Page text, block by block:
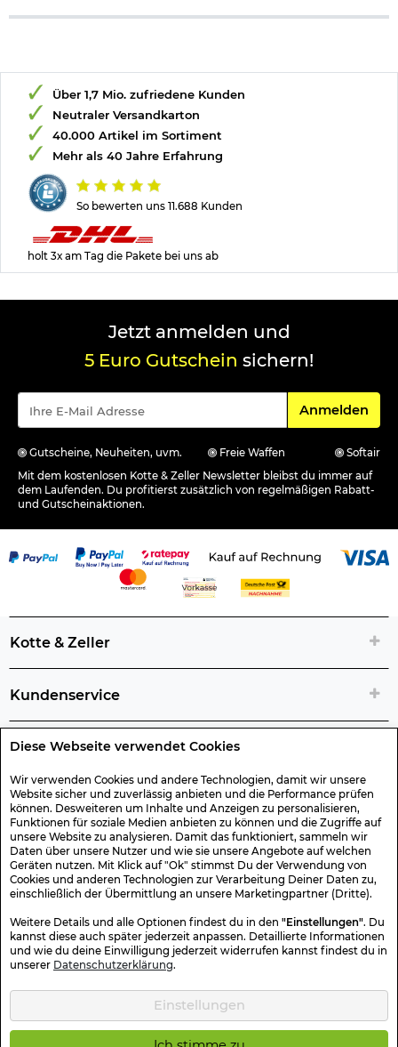
Diese Webseite verwendet Cookies
Wir verwenden Cookies und andere Technologien, damit wir unsere
Website sicher und zuverlässig anbieten und die Performance prüfen
können. Desweiteren um Inhalte und Anzeigen zu personalisieren,
Funktionen für soziale Medien anbieten zu können und die Zugriffe auf
unsere Website zu analysieren. Damit das funktioniert, sammeln wir
Daten über unsere Nutzer und wie sie unsere Angebote auf welchen
Geräten nutzen. Mit Klick auf "Ok" stimmst Du der Verwendung von
Cookies und anderen Technologien zur Verarbeitung Deiner Daten zu,
einschließlich der Übermittlung an unsere Marketingpartner (Dritte).
Weitere Details und alle Optionen findest du in den "Einstellungen". Du
kannst diese auch später jederzeit anpassen. Detaillierte Informationen
und wie du deine Einwilligung jederzeit widerrufen kannst findest du in
unserer Datenschutzerklärung.
Einstellungen
So bewerten uns 11.688 Kunden
Über 1,7 Mio. zufriedene Kunden
Neutraler Versandkarton
40.000 Artikel im Sortiment
Mehr als 40 Jahre Erfahrung
holt 3x am Tag die Pakete bei uns ab
Jetzt anmelden und
5 Euro Gutschein sichern!
Für den
Anmelden
Gutscheine, Neuheiten, uvm. Freie Waffen
Softair
Mit dem kostenlosen Kotte & Zeller Newsletter bleibst du immer auf
dem Laufenden. Du profitierst zusätzlich von regelmäßigen Rabatt-
und Gutscheinaktionen.
Kotte & Zeller
Kundenservice
Rechtliche Artikelinfos
Geschenk-Gutscheine
Versand & Rücksendung
Sicher Einkaufen
Kotte & Zeller 2026 © Alle Rechte vorbehalten. Die durchgestrichenen
Preise entsprechen dem bisherigen Preis.